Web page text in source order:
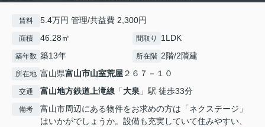
賃料 5.4万円 管理/共益費 2,300円
面積 46.28㎡ 間取り 1LDK
築年数 築13年 所在階 2階/2階建
所在地 富山県富山市山室荒屋２６７－１０
交通 富山地方鉄道上滝線 「大泉 」駅 徒歩33分
備考
富山市周辺にある物件をお求めの方は「ネクステージ」
はいかがでしょうか。設備も充実していて住みやすい、